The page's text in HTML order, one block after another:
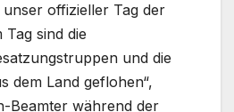
unser offizieller Tag der
Tag sind die
und die
dem Land geflohen“,
Beamter während der